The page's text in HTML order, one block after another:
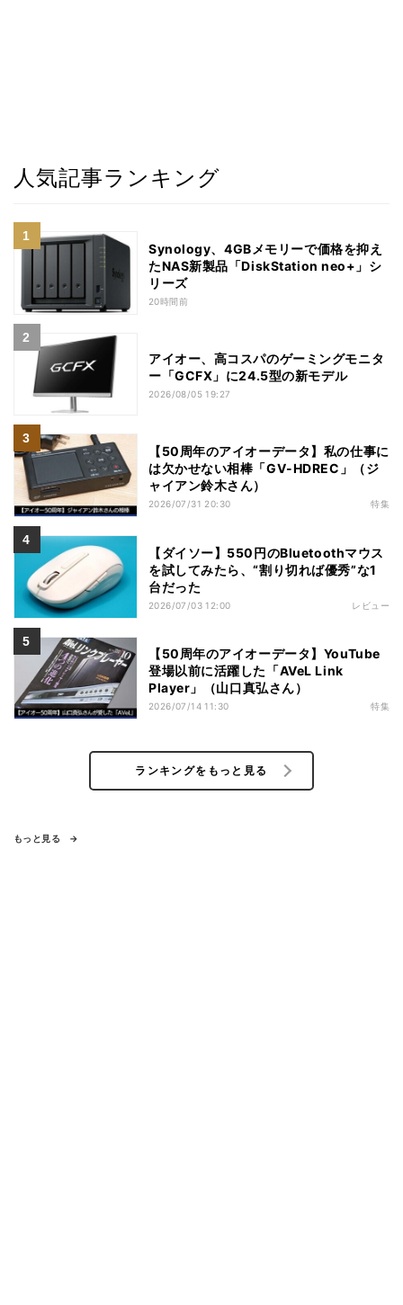
人気記事ランキング
Synology、4GBメモリーで価格を抑え
たNAS新製品「DiskStation neo+」シ
リーズ
20時間前
アイオー、高コスパのゲーミングモニタ
ー「GCFX」に24.5型の新モデル
2026/08/05 19:27
【50周年のアイオーデータ】私の仕事に
は欠かせない相棒「GV-HDREC」（ジ
ャイアン鈴木さん）
2026/07/31 20:30 特集
【ダイソー】550円のBluetoothマウス
を試してみたら、“割り切れば優秀”な1
台だった
2026/07/03 12:00 レビュー
【50周年のアイオーデータ】YouTube
登場以前に活躍した「AVeL Link
Player」（山口真弘さん）
2026/07/14 11:30 特集
ランキングをもっと見る
もっと見る